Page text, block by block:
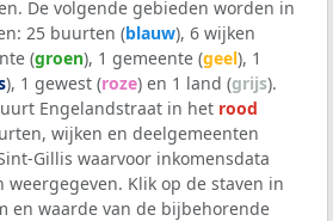
De volgende gebieden worden in
25 buurten (blauw), 6 wijken
(groen), 1 gemeente (geel), 1
), 1 gewest (roze) en 1 land (grijs).
Engelandstraat in het rood
wijken en deelgemeenten
Gillis waarvoor inkomensdata
weergegeven. Klik op de staven in
en waarde van de bijbehorende